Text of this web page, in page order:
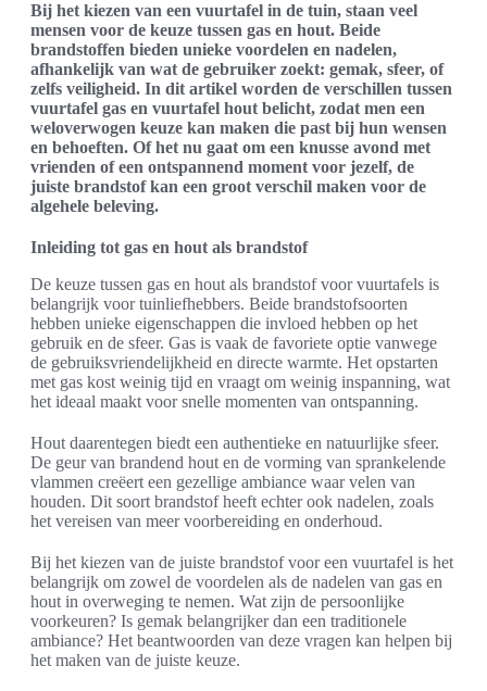
Bij het kiezen van een vuurtafel in de tuin, staan veel
mensen voor de keuze tussen gas en hout. Beide
brandstoffen bieden unieke voordelen en nadelen,
afhankelijk van wat de gebruiker zoekt: gemak, sfeer, of
zelfs veiligheid. In dit artikel worden de verschillen tussen
vuurtafel gas en vuurtafel hout belicht, zodat men een
weloverwogen keuze kan maken die past bij hun wensen
en behoeften. Of het nu gaat om een knusse avond met
vrienden of een ontspannend moment voor jezelf, de
juiste brandstof kan een groot verschil maken voor de
algehele beleving.
Inleiding tot gas en hout als brandstof
De keuze tussen gas en hout als brandstof voor vuurtafels is
belangrijk voor tuinliefhebbers. Beide brandstofsoorten
hebben unieke eigenschappen die invloed hebben op het
gebruik en de sfeer. Gas is vaak de favoriete optie vanwege
de gebruiksvriendelijkheid en directe warmte. Het opstarten
met gas kost weinig tijd en vraagt om weinig inspanning, wat
het ideaal maakt voor snelle momenten van ontspanning.
Hout daarentegen biedt een authentieke en natuurlijke sfeer.
De geur van brandend hout en de vorming van sprankelende
vlammen creëert een gezellige ambiance waar velen van
houden. Dit soort brandstof heeft echter ook nadelen, zoals
het vereisen van meer voorbereiding en onderhoud.
Bij het kiezen van de juiste brandstof voor een vuurtafel is het
belangrijk om zowel de voordelen als de nadelen van gas en
hout in overweging te nemen. Wat zijn de persoonlijke
voorkeuren? Is gemak belangrijker dan een traditionele
ambiance? Het beantwoorden van deze vragen kan helpen bij
het maken van de juiste keuze.